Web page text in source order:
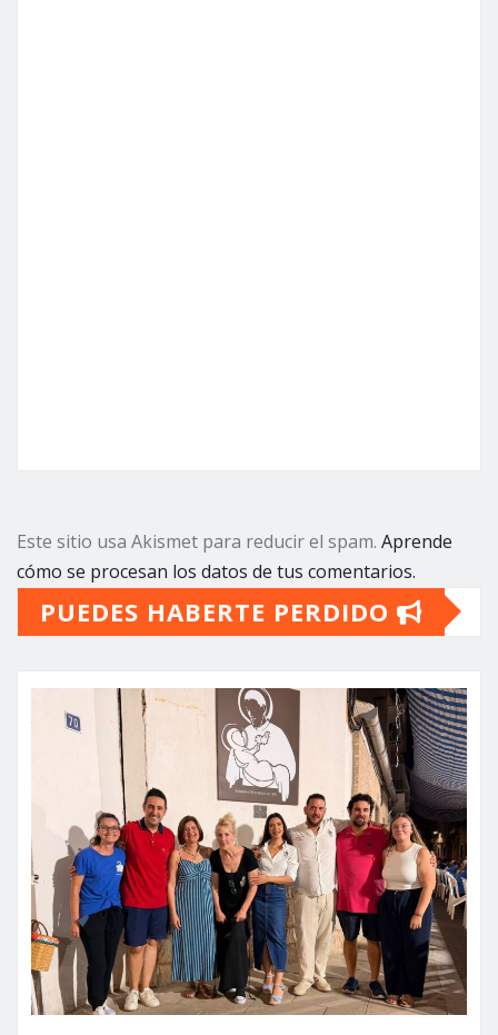
Este sitio usa Akismet para reducir el spam. Aprende
cómo se procesan los datos de tus comentarios.
PUEDES HABERTE PERDIDO